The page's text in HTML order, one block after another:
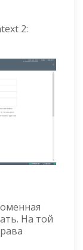
2:
На той